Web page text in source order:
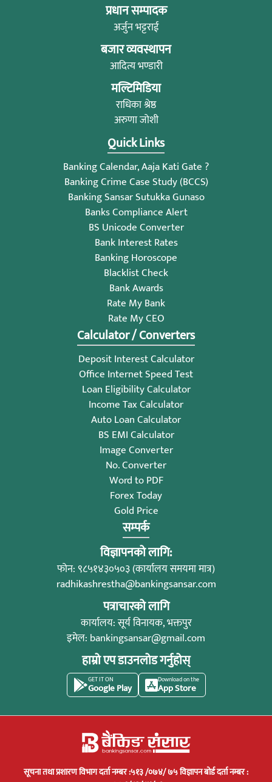
प्रधान सम्पादक
अर्जुन भट्टराई
बजार व्यवस्थापन
आदित्य भण्डारी
मल्टिमिडिया
राधिका श्रेष्ठ
अरुणा जोशी
Quick Links
Banking Calendar, Aaja Kati Gate ?
Banking Crime Case Study (BCCS)
Banking Sansar Sutukka Gunaso
Banks Compliance Alert
BS Unicode Converter
Bank Interest Rates
Banking Horoscope
Blacklist Check
Bank Awards
Rate My Bank
Rate My CEO
Calculator / Converters
Deposit Interest Calculator
Office Internet Speed Test
Loan Eligibility Calculator
Income Tax Calculator
Auto Loan Calculator
BS EMI Calculator
Image Converter
No. Converter
Word to PDF
Forex Today
Gold Price
सम्पर्क
विज्ञापनको लागि:
फोन: ९८५१४३०५०३ (कार्यालय समयमा मात्र)
radhikashrestha@bankingsansar.com
पत्राचारको लागि
कार्यालय: सूर्य विनायक, भक्तपुर
इमेल: bankingsansar@gmail.com
हाम्रो एप डाउनलोड गर्नुहोस्
GET IT ON
Google Play
Download on the
App Store
सूचना तथा प्रशारण विभाग दर्ता नम्बर :५१३ /०७४/ ७५ विज्ञापन बोर्ड दर्ता नम्बर :